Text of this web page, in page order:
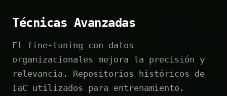
Técnicas Avanzadas
El fine-tuning con datos
organizacionales mejora la precisión y
relevancia. Repositorios históricos de
IaC utilizados para entrenamiento.